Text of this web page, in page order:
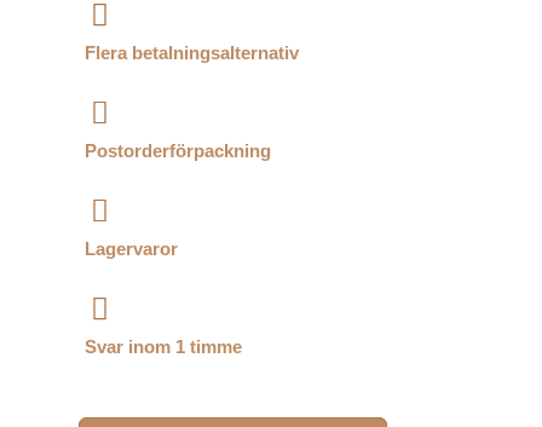
Flera betalningsalternativ
Postorderförpackning
Lagervaror
Svar inom 1 timme